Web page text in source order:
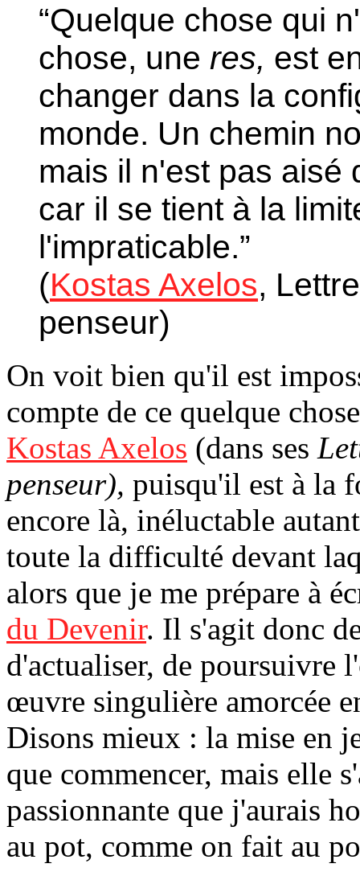
“Quelque chose qui
chose, une res, est
changer dans la
monde. Un chemin
mais il n'est pas aisé
car il se tient à la
l'impraticable.”
(Kostas Axelos,
penseur)
On voit bien qu'il est
compte de ce quelque
Kostas Axelos (dans ses
penseur), puisqu'il est à la
encore là, inéluctable
toute la difficulté devant
alors que je me prépare à
du Devenir. Il s'agit donc
d'actualiser, de poursuivre
œuvre singulière amorcée
Disons mieux : la mise en
que commencer, mais elle
passionnante que j'aurais
au pot, comme on fait au